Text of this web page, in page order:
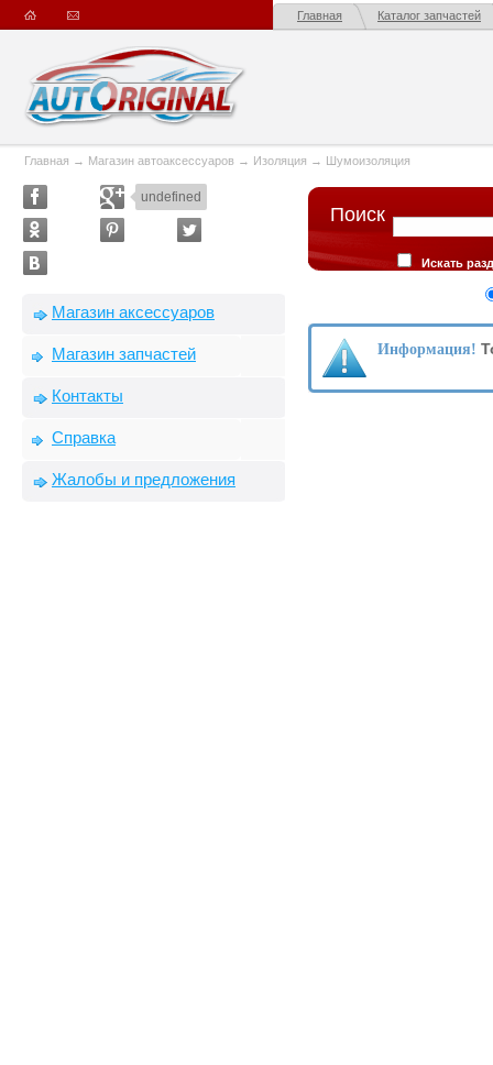
Главная Каталог запчастей
Главная → Магазин автоаксессуаров → Изоляция → Шумоизоляция
undefined
Магазин аксессуаров
Магазин запчастей
Контакты
Справка
Жалобы и предложения
Поиск
Искать
Информация!